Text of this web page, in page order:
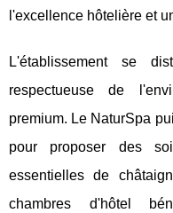
l'excellence hôtelière et
L'établissement se
respectueuse de
premium. Le NaturSpa
pour proposer des
essentielles de
chambres d'hôtel